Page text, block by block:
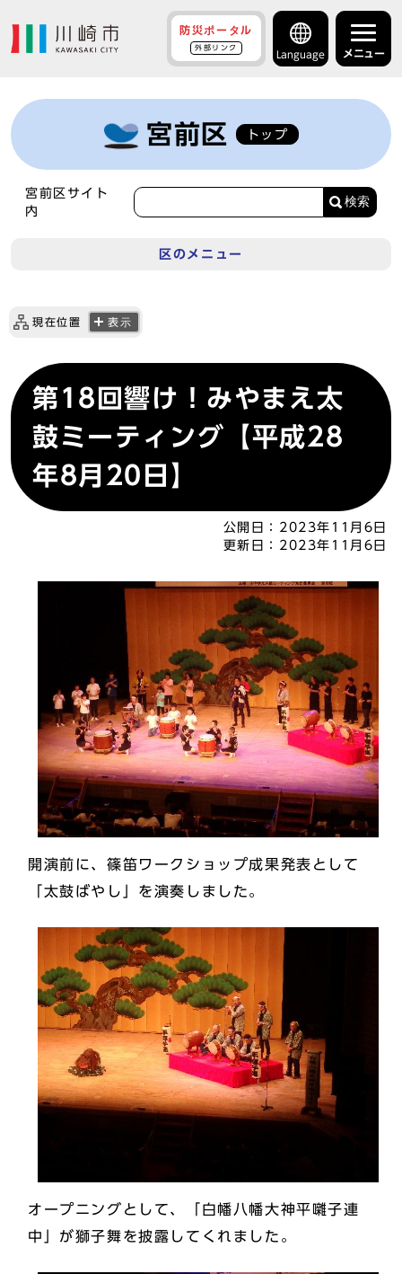
防災ポータル
外部リンク
Language メニュー
宮前区 トップ
宮前区サイト
内
検索
区のメニュー
現在位置 表示
第18回響け！みやまえ太
鼓ミーティング【平成28
年8月20日】
公開日： 2023年11月6日
更新日： 2023年11月6日
開演前に、篠笛ワークショップ成果発表として
「太鼓ばやし」を演奏しました。
オープニングとして、「白幡八幡大神平囃子連
中」が獅子舞を披露してくれました。